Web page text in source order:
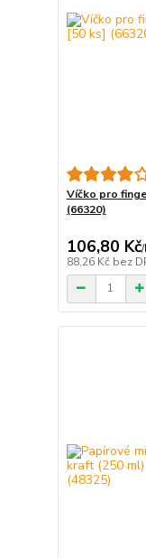
Víčko pro
(66320)
106,80 Kč/
88,26 Kč bez